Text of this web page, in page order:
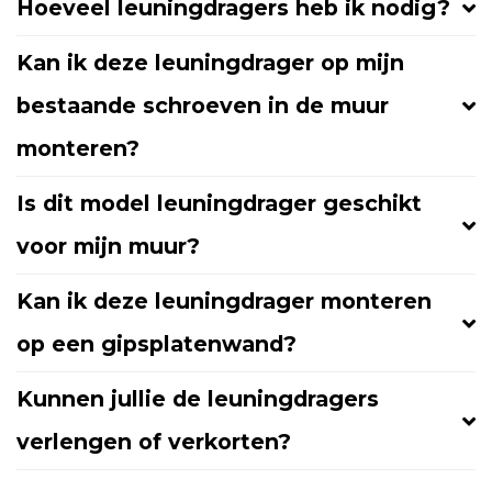
Hoeveel leuningdragers heb ik nodig?
Kan ik deze leuningdrager op mijn
bestaande schroeven in de muur
monteren?
Is dit model leuningdrager geschikt
voor mijn muur?
Kan ik deze leuningdrager monteren
op een gipsplatenwand?
Kunnen jullie de leuningdragers
verlengen of verkorten?